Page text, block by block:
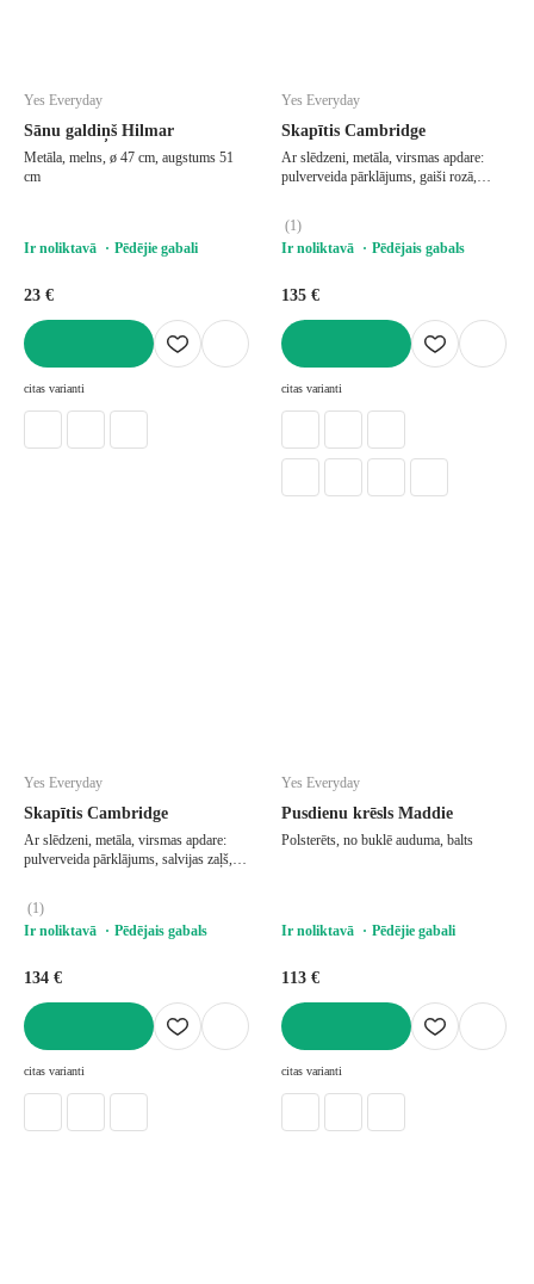
Yes Everyday
Sānu galdiņš Hilmar
Metāla, melns, ø 47 cm, augstums 51
cm
Ir noliktavā Pēdējie gabali
23 €
citas varianti
Yes Everyday
Skapītis Cambridge
Ar slēdzeni, metāla, virsmas apdare:
pulverveida pārklājums, gaiši rozā,
(1)
Ir noliktavā
Pēdējais gabals
135 €
citas varianti
Yes Everyday
Skapītis Cambridge
Ar slēdzeni, metāla, virsmas apdare:
pulverveida pārklājums, salvijas zaļš,
(1)
Ir noliktavā
Pēdējais gabals
134 €
citas varianti
Yes Everyday
Pusdienu krēsls Maddie
Polsterēts, no buklē auduma, balts
Ir noliktavā Pēdējie gabali
113 €
citas varianti